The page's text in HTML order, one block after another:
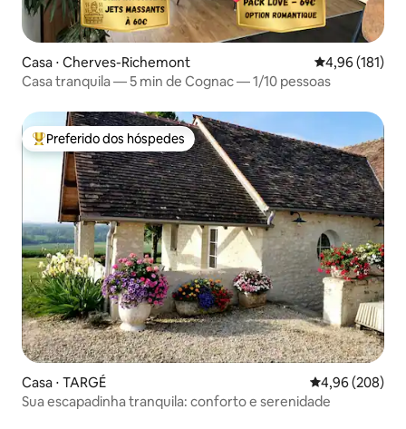
Casa ⋅ Cherves-Richemont 4,96 de uma
4,96 (181)
Casa tranquila — 5 min de Cognac — 1/10 pessoas
Entre os melhores preferidos dos hóspedes
Preferido dos hóspedes
Casa ⋅ TARGÉ 4,96 de uma
4,96 (208)
Sua escapadinha tranquila: conforto e serenidade